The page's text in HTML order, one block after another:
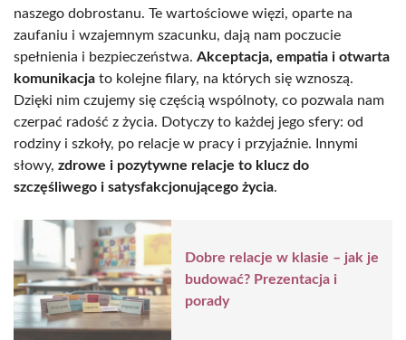
naszego dobrostanu. Te wartościowe więzi, oparte na
zaufaniu i wzajemnym szacunku, dają nam poczucie
spełnienia i bezpieczeństwa. Akceptacja, empatia i otwarta
komunikacja to kolejne filary, na których się wznoszą.
Dzięki nim czujemy się częścią wspólnoty, co pozwala nam
czerpać radość z życia. Dotyczy to każdej jego sfery: od
rodziny i szkoły, po relacje w pracy i przyjaźnie. Innymi
słowy, zdrowe i pozytywne relacje to klucz do
szczęśliwego i satysfakcjonującego życia.
Dobre relacje w klasie – jak je
budować? Prezentacja i
porady